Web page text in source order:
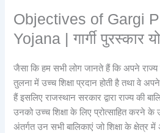
Objectives of Gargi
Yojana | गार्गी पुरस्कार
जैसा कि हम सभी लोग जानते हैं कि अपने
तुलना में उच्च शिक्षा प्रदान होती है तथा वे
हैं इसलिए राजस्थान सरकार द्वारा राज्य की
उनको उच्च शिक्षा के लिए प्रोत्साहित करने के
अंतर्गत उन सभी बालिकाएं जो शिक्षा के क्षेत्र